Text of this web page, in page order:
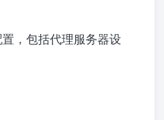
，包括代理服务器设